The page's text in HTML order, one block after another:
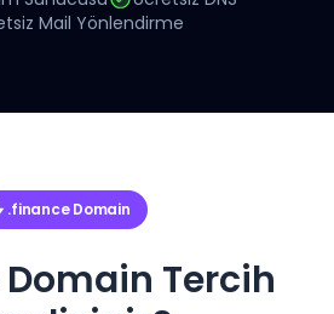
Mail Yönlendirme
.finance Domain
Tercih